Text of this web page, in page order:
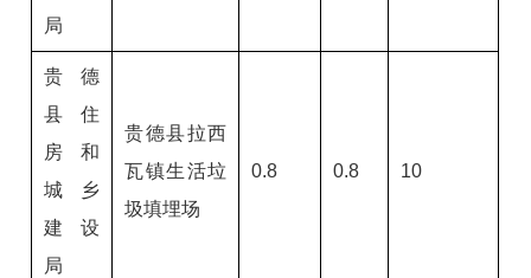
局
贵德
县住
房和
城乡
建设
局
贵德县拉西
瓦镇生活垃
圾填埋场
0.8 0.8 10